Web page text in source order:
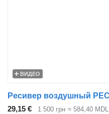
ВИДЕО
29,15 € 1 500 грн ≈ 584,40 MDL